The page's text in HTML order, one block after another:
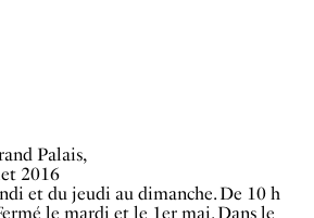
Palais,
2016
et du jeudi au dimanche. De 10 h
le mardi et le 1er mai. Dans le